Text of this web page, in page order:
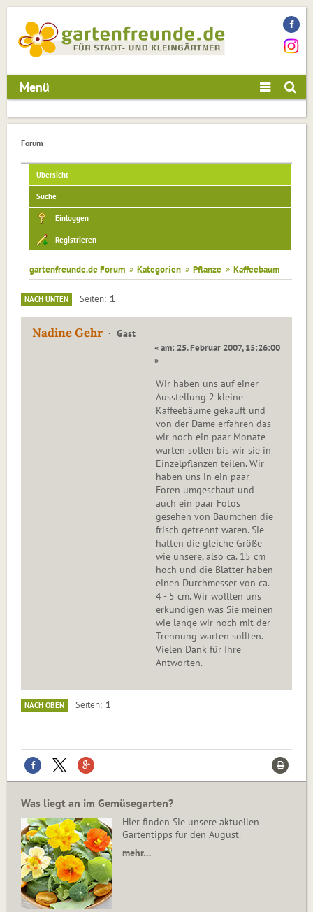
Menü
Forum
Übersicht
Suche
Einloggen
Registrieren
gartenfreunde.de Forum » Kategorien » Pflanze » Kaffeebaum
NACH UNTEN Seiten 1
Nadine Gehr Gast
« am: 25. Februar 2007, 15:26:00
»
Wir haben uns auf einer
Ausstellung 2 kleine
Kaffeebäume gekauft und
von der Dame erfahren das
wir noch ein paar Monate
warten sollen bis wir sie in
Einzelpflanzen teilen. Wir
haben uns in ein paar
Foren umgeschaut und
auch ein paar Fotos
gesehen von Bäumchen die
frisch getrennt waren. Sie
hatten die gleiche Größe
wie unsere, also ca. 15 cm
hoch und die Blätter haben
einen Durchmesser von ca.
4 - 5 cm. Wir wollten uns
erkundigen was Sie meinen
wie lange wir noch mit der
Trennung warten sollten.
Vielen Dank für Ihre
Antworten.
NACH OBEN Seiten 1
Was liegt an im Gemüsegarten?
Hier finden Sie unsere aktuellen
Gartentipps für den August.
mehr…